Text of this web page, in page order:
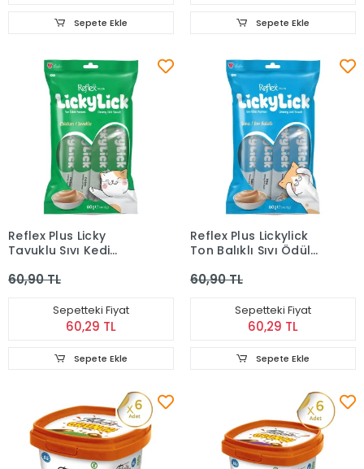
Sepete Ekle Sepete Ekle
Reflex Plus Licky
Tavuklu Sıvı Kedi
60,90 TL
Sepetteki Fiyat
60,29 TL
Sepete Ekle
Reflex Plus Lickylick
Ton Balıklı Sıvı Ödül
60,90 TL
Sepetteki Fiyat
60,29 TL
Sepete Ekle